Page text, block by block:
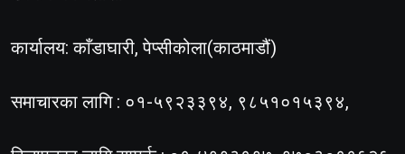
कार्यालय: काँडाघारी, पेप्सीकोला(काठमाडौं)
समाचारका लागि : ०१-५९२३३९४, ९८५१०१५३९४,